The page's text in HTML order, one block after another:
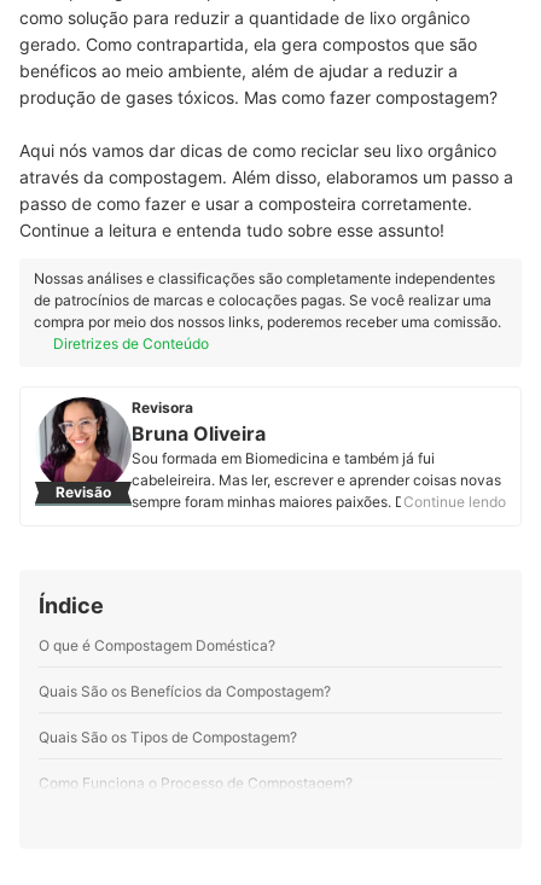
como solução para reduzir a quantidade de lixo orgânico
gerado. Como contrapartida, ela gera compostos que são
benéficos ao meio ambiente, além de ajudar a reduzir a
produção de gases tóxicos. Mas como fazer compostagem?
Aqui nós vamos dar dicas de como reciclar seu lixo orgânico
através da compostagem. Além disso, elaboramos um passo a
passo de como fazer e usar a composteira corretamente.
Continue a leitura e entenda tudo sobre esse assunto!
Nossas análises e classificações são completamente independentes
de patrocínios de marcas e colocações pagas. Se você realizar uma
compra por meio dos nossos links, poderemos receber uma comissão.
Diretrizes de Conteúdo
Revisão
Revisora
Bruna Oliveira
Sou formada em Biomedicina e também já fui
cabeleireira. Mas ler, escrever e aprender coisas novas
sempre foram minhas maiores paixões. Desde que
entregar informação de qualidade em linguagem clara,
Perfil de Bruna Oliveira
Continue lendo
Índice
O que é Compostagem Doméstica?
Quais São os Benefícios da Compostagem?
Quais São os Tipos de Compostagem?
Como Funciona o Processo de Compostagem?